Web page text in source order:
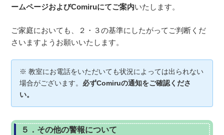
ームページおよびComiruにてご案内いたします。
ご家庭においても、２・３の基準にしたがってご判断くだ
さいますようお願いいたします。
※ 教室にお電話をいただいても状況によっては出られない
場合がございます。 必ずComiruの通知をご確認くださ
い。
５．その他の警報について